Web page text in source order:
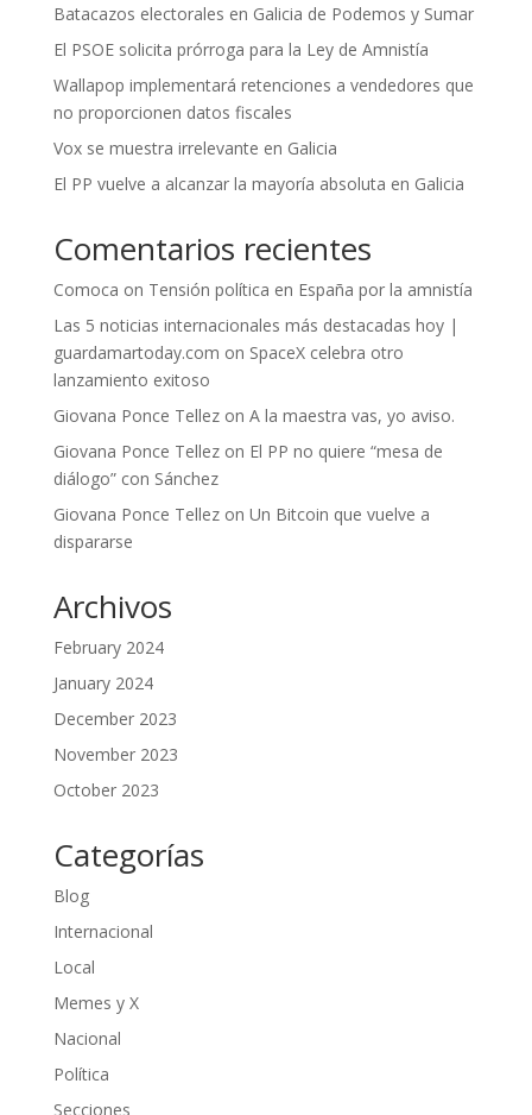
Batacazos electorales en Galicia de Podemos y Sumar
El PSOE solicita prórroga para la Ley de Amnistía
Wallapop implementará retenciones a vendedores que
no proporcionen datos fiscales
Vox se muestra irrelevante en Galicia
El PP vuelve a alcanzar la mayoría absoluta en Galicia
Comentarios recientes
Comoca on Tensión política en España por la amnistía
Las 5 noticias internacionales más destacadas hoy |
guardamartoday.com on SpaceX celebra otro
lanzamiento exitoso
Giovana Ponce Tellezon A la maestra vas, yo aviso.
Giovana Ponce Tellezon El PP no quiere “mesa de
diálogo” con Sánchez
Giovana Ponce Tellezon Un Bitcoin que vuelve a
dispararse
Archivos
February 2024
January 2024
December 2023
November 2023
October 2023
Categorías
Blog
Internacional
Local
Memes y X
Nacional
Política
Secciones